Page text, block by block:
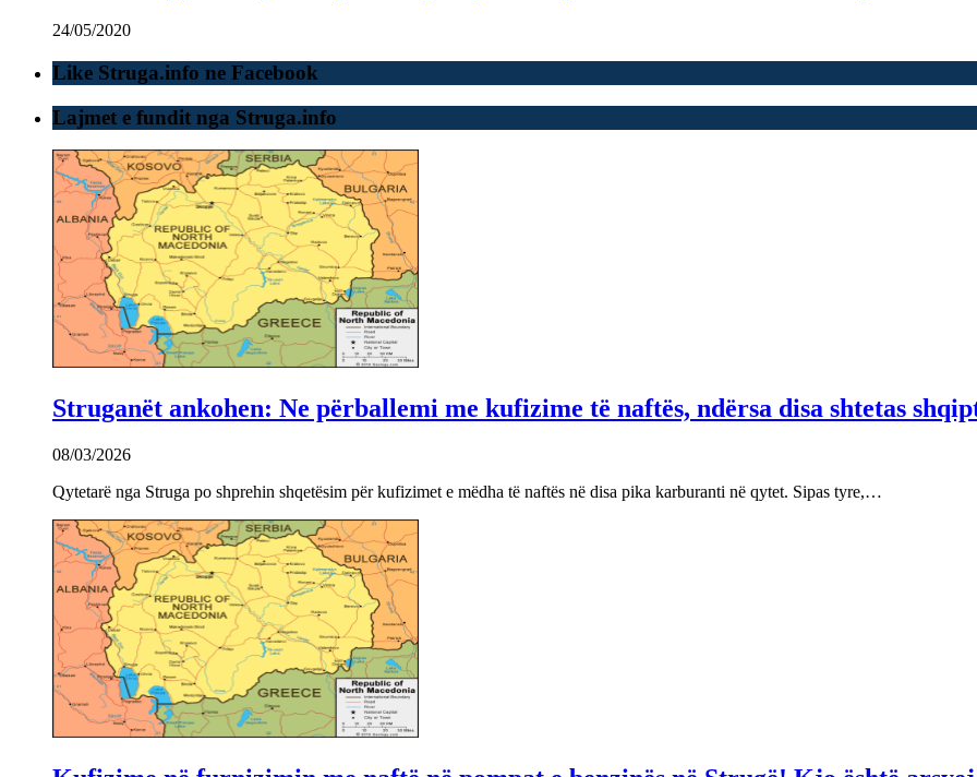
24/05/2020
Like Struga.info ne Facebook
Lajmet e fundit nga Struga.info
Struganët ankohen: Ne përballemi me kufizime të naftës, ndërsa disa shtetas
08/03/2026
Qytetarë nga Struga po shprehin shqetësim për kufizimet e mëdha të naftës në disa pika karburanti në qytet. Sipas tyre,…